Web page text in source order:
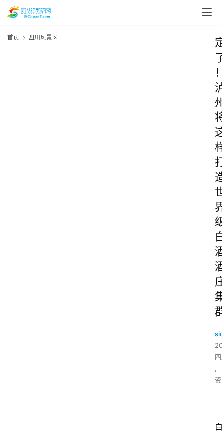
首页 四川风景区
,
白